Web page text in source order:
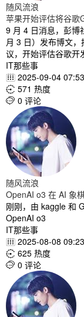
随风流浪
苹果开始评估将谷歌
9 月 4 日消息，彭博
月 3 日）发布博文
议，开始评估谷歌开
IT那些事
 2025-09-04 07:53
 571 热度
 0 评论
随风流浪
OpenAI o3 在 AI 象
刚刚，由 kaggle 和
OpenAI o3
IT那些事
 2025-08-08 09:23
 625 热度
 0 评论